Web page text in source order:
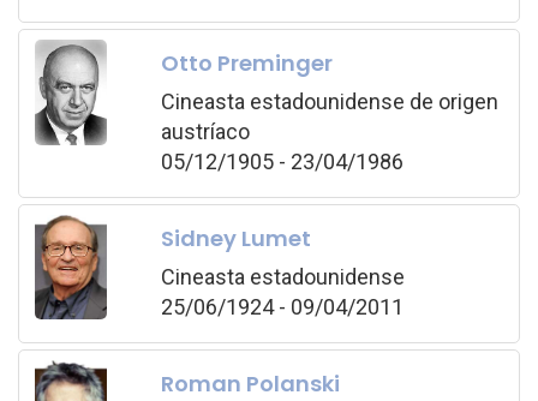
Otto Preminger
Cineasta estadounidense de origen
austríaco
05/12/1905 - 23/04/1986
Sidney Lumet
Cineasta estadounidense
25/06/1924 - 09/04/2011
Roman Polanski